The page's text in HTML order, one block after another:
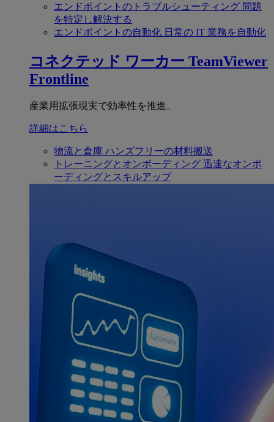
エンドポイントのトラブルシューティング 問題
を特定し解決する
エンドポイントの自動化 日常の IT 業務を自動化
コネクテッド ワーカー TeamViewer
Frontline
産業用拡張現実で効率性を推進。
詳細はこちら
物流と倉庫 ハンズフリーの材料搬送
トレーニングとオンボーディング 迅速なオンボ
ーディングとスキルアップ